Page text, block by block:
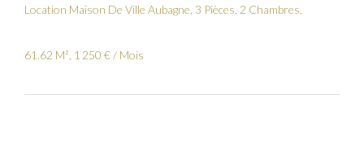
Location Maison De Ville Aubagne, 3 Pièces, 2 Chambres,
61.62 M², 1 250 € / Mois